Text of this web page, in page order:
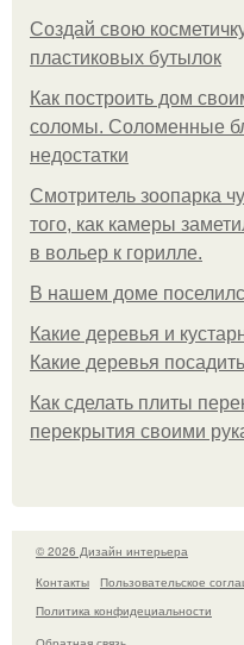
Создай свою
пластиковых бутылок
Как построить дом
соломы. Соломенные
недостатки
Смотритель зоопарка
того, как камеры
в вольер к горилле.
В нашем доме
Какие деревья и
Какие деревья посадить
Как сделать плиты
перекрытия своими
© 2026 Дизайн интерьера
Контакты
Пользовательское
Политика конфидециальности